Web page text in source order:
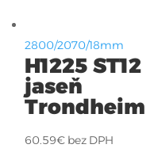
2800/2070/18mm
H1225 ST12
jaseň
Trondheim
60.59€ bez DPH